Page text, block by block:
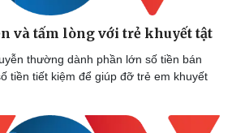
và tấm lòng với trẻ khuyết tật
thường dành phần lớn số tiền bán
tiền tiết kiệm để giúp đỡ trẻ em khuyết